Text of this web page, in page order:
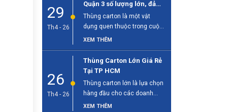
29
Th4 - 26
Quận 3 số lượng lớn, đảm
bảo chất lượng
Thùng carton là một vật
dụng quen thuộc trong cuộc
sống hiện đại, đặc biệt quan
XEM THÊM
26
Th4 - 26
Thùng Carton Lớn Giá Rẻ
Tại TP HCM
Thùng carton lớn là lựa chọn
hàng đầu cho các doanh
nghiệp cần đóng gói hàng [...]
XEM THÊM